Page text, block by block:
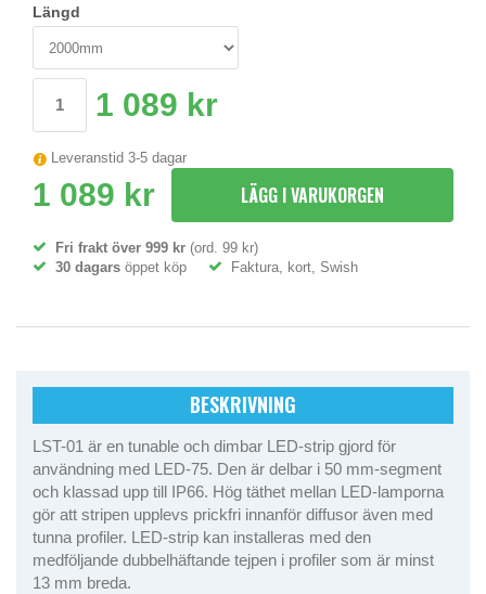
Längd
1 089 kr
Leveranstid 3-5 dagar
1 089 kr LÄGG I VARUKORGEN
Fri frakt över 999 kr (ord. 99 kr)
30 dagars öppet köp Faktura, kort, Swish
BESKRIVNING
LST-01 är en tunable och dimbar LED-strip gjord för
användning med LED-75. Den är delbar i 50 mm-segment
och klassad upp till IP66. Hög täthet mellan LED-lamporna
gör att stripen upplevs prickfri innanför diffusor även med
tunna profiler. LED-strip kan installeras med den
medföljande dubbelhäftande tejpen i profiler som är minst
13 mm breda.